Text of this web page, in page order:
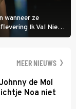
wanneer ze
Ik Val Niet,
geven, zelfs als ze
MEER NIEUWS
de Mol
Noa niet